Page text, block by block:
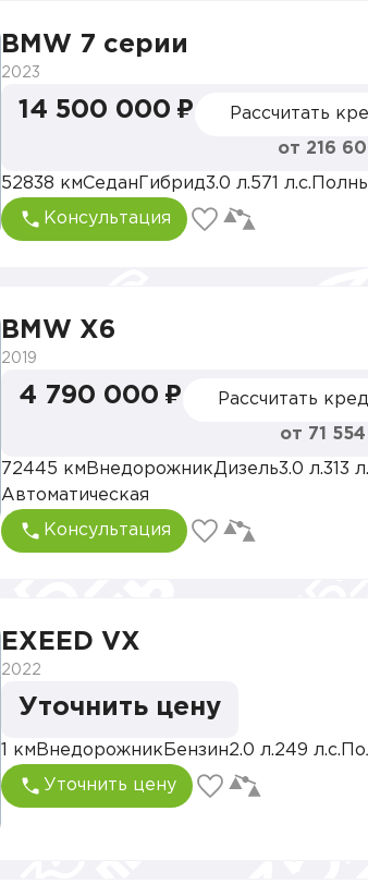
BMW 7 серии
2023
14 500 000 ₽ Рассчитать
от 216
52838 кмСедан Гибрид3.0 л.571 л.с.
Консультация
BMW X6
2019
4 790 000 ₽ Рассчитать
от 71
72445 км ВнедорожникДизель3.0 л.313
Автоматическая
Консультация
EXEED VX
2022
Уточнить цену
1 км Внедорожник Бензин2.0 л.249 л.с.
Уточнить цену